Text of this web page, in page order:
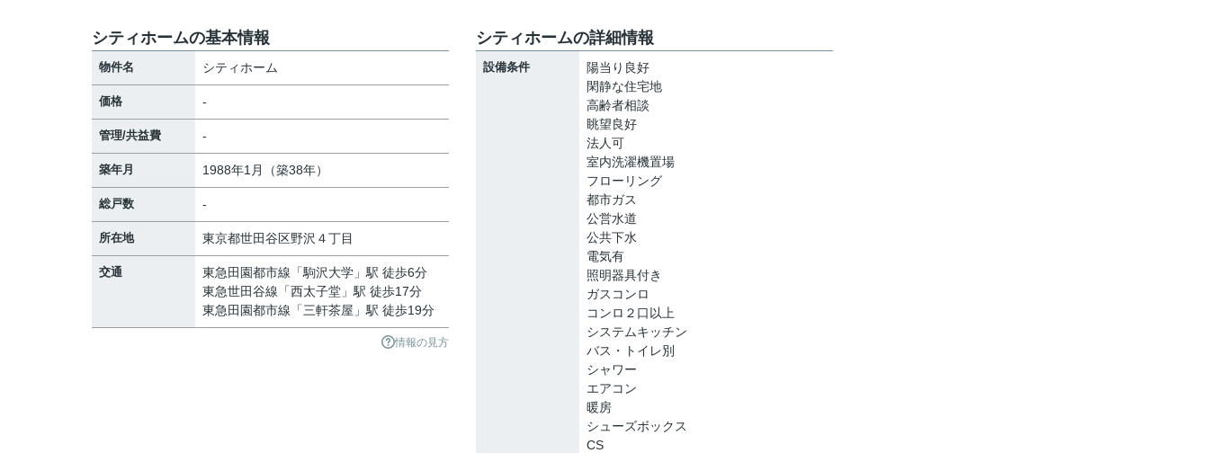
シティホームの基本情報
物件名 シティホーム
価格 -
管理/共益費 -
築年月 1988年1月（築38年）
総戸数 -
所在地 東京都世田谷区野沢 ４丁目
交通 東急田園都市線 「駒沢大学 」駅 徒歩6分
東急世田谷線 「西太子堂 」駅 徒歩17分
東急田園都市線 「三軒茶屋 」駅 徒歩19分
情報の見方
シティホームの詳細情報
設備条件
陽当り良好
閑静な住宅地
高齢者相談
眺望良好
法人可
室内洗濯機置場
フローリング
都市ガス
公営水道
公共下水
電気有
照明器具付き
ガスコンロ
コンロ２口以上
システムキッチン
バス・トイレ別
シャワー
エアコン
暖房
シューズボックス
CS